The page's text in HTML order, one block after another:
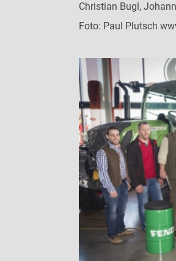
Christian Bugl,
Foto: Paul Plutsch